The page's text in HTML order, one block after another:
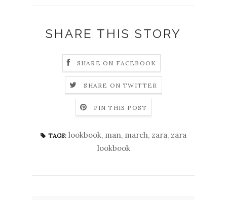
SHARE THIS STORY
SHARE ON FACEBOOK
SHARE ON TWITTER
PIN THIS POST
TAGS: lookbook, man, march, zara, zara
lookbook